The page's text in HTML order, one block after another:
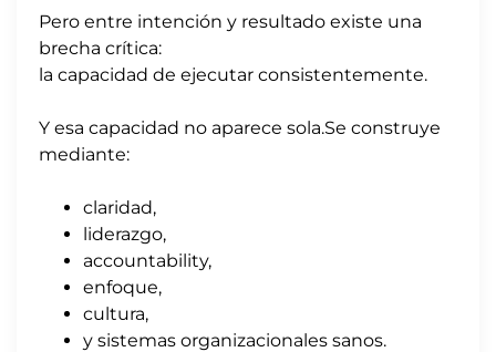
Pero entre intención y resultado existe una
brecha crítica:
la capacidad de ejecutar consistentemente.
Y esa capacidad no aparece sola.Se construye
mediante:
claridad,
liderazgo,
accountability,
enfoque,
cultura,
y sistemas organizacionales sanos.